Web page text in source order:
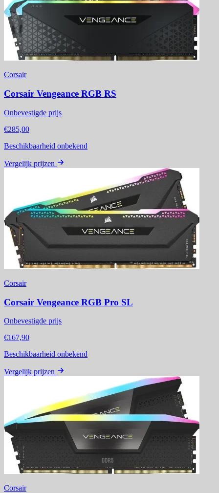
Corsair
Corsair Vengeance RGB RS
Onbevestigde prijs
€285,00
Beschikbaarheid onbekend
Vergelijk prijzen
Corsair
Corsair Vengeance RGB Pro SL
Onbevestigde prijs
€167,90
Beschikbaarheid onbekend
Vergelijk prijzen
Corsair